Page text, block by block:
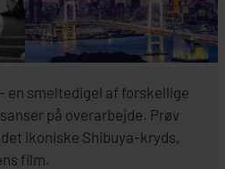
Tokyo
Tokyo Uneo
en smeltedigel af forskellige
på overarbejde. Prøv
ikoniske Shibuya-kryds,
film.